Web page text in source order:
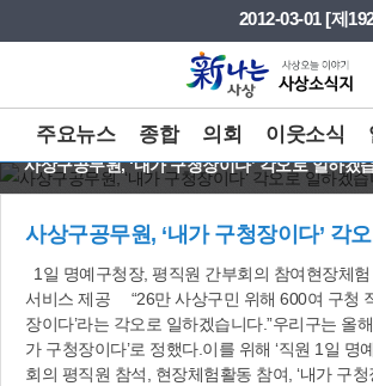
2012-03-01 [제
주요뉴스 종합 의회 이웃소식
사상구공무원, ‘내가 구청장이다’ 각오로 일하겠
서비스 제공 “26만 사상구민 위해 600여 구청
장이다’라는 각오로 일하겠습니다.”우리구는 올
가 구청장이다’로 정했다.이를 위해 ‘직원 1일 명
회의 평직원 참석, 현장체험활동 참여, ‘내가 구청